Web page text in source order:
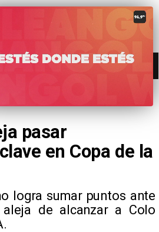
DEPORTES
pasar
en Copa de la
logra sumar puntos ante
de alcanzar a Colo